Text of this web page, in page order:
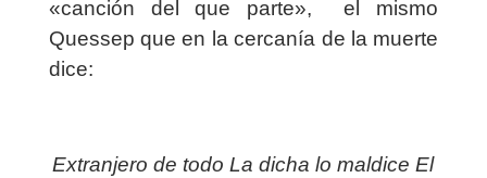
«canción del que parte»,
el mismo
Quessep que en la cercanía de la muerte
dice:
Extranjero de todo La dicha lo maldice El